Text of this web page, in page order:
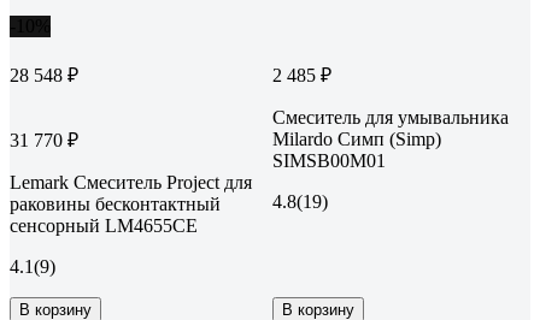
28 548 ₽
31 770 ₽
Lemark Смеситель Project для
раковины бесконтактный
сенсорный LM4655CE
4.1(9)
В корзину
2 485 ₽
Смеситель для умывальника
Milardo Симп (Simp)
SIMSB00M01
4.8(19)
В корзину